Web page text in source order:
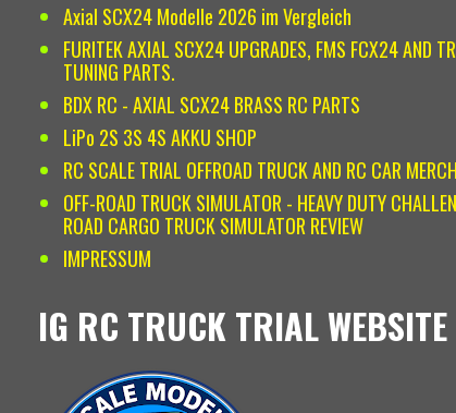
Axial SCX24 Modelle 2026 im Vergleich
FURITEK AXIAL SCX24 UPGRADES, FMS FCX24 AND
TUNING PARTS.
BDX RC - AXIAL SCX24 BRASS RC PARTS
LiPo 2S 3S 4S AKKU SHOP
RC SCALE TRIAL OFFROAD TRUCK AND RC CAR
OFF-ROAD TRUCK SIMULATOR - HEAVY DUTY
ROAD CARGO TRUCK SIMULATOR REVIEW
IMPRESSUM
IG RC TRUCK TRIAL WEBSITE